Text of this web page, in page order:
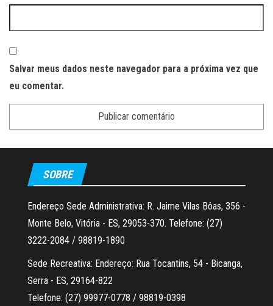
Salvar meus dados neste navegador para a próxima vez que
eu comentar.
SOBRE
Endereço Sede Administrativa: R. Jaime Vilas Bôas, 356 -
Monte Belo, Vitória - ES, 29053-370. Telefone: (27)
3222-2084 / 98819-1890
Sede Recreativa: Endereço: Rua Tocantins, 54 - Bicanga,
Serra - ES, 29164-822
Telefone: (27) 99977-0778 / 98819-0398